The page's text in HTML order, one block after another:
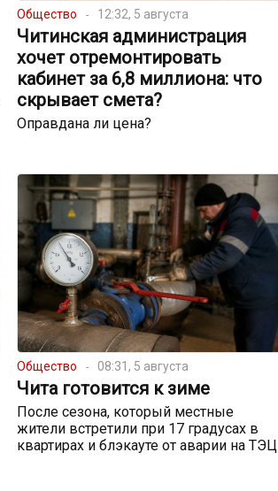
Общество 12:32, 5 августа
Читинская администрация
хочет отремонтировать
кабинет за 6,8 миллиона: что
скрывает смета?
Оправдана ли цена?
Общество 08:31, 5 августа
Чита готовится к зиме
После сезона, который местные
жители встретили при 17 градусах в
квартирах и блэкауте от аварии на ТЭЦ